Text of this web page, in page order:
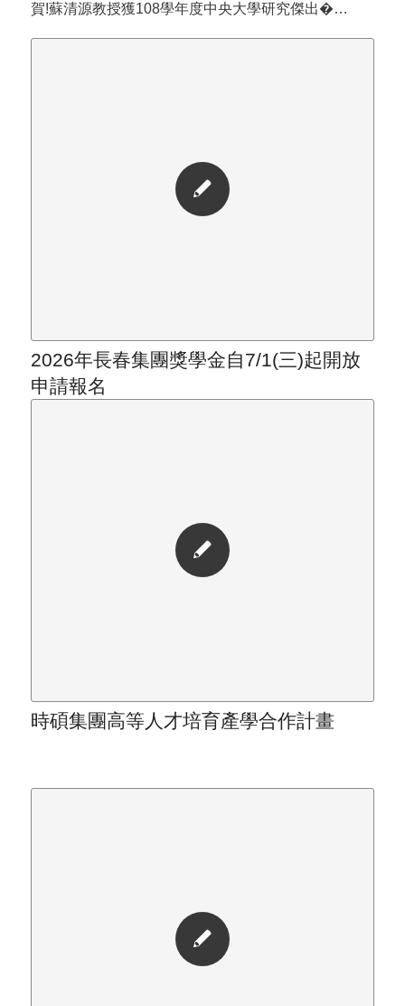
賀!蘇清源教授獲108學年度中央大學研究傑出�…
2026年長春集團獎學金自7/1(三)起開放
申請報名
時碩集團高等人才培育產學合作計畫